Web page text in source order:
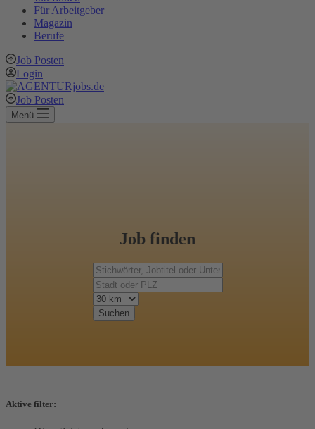
Für Arbeitgeber
Magazin
Berufe
Job Posten
Login
Job Posten
Menü
Job finden
Suchen
Aktive filter: